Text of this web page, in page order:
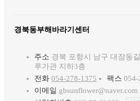
경북동부해바라기센터
주소 경북 포항시 남구 대잠동
루가관 지하3층
전화 054-278-1375 팩스 054-
이메일 gbsunflower@naver.com